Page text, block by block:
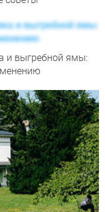
и выгребной ямы: